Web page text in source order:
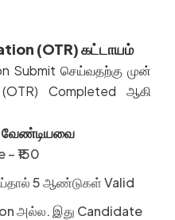
(OTR) கட்டாயம்
Submitசெய்வதற்கு முன்
Completed ஆகி
வேண்டியவை
₹150
5 ஆண்டுகள் Valid
அல்ல. இது Candidate